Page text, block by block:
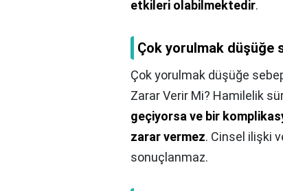
etkileri olabilmektedir.
Çok yorulmak düşüğe
Çok yorulmak düşüğe
Zarar Verir Mi? Hamilelik
geçiyorsa ve bir
zarar vermez. Cinsel ilişki
sonuçlanmaz.